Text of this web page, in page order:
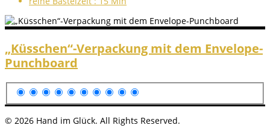
„Küsschen“-Verpackung mit dem Envelope-
Punchboard
© 2026 Hand im Glück. All Rights Reserved.